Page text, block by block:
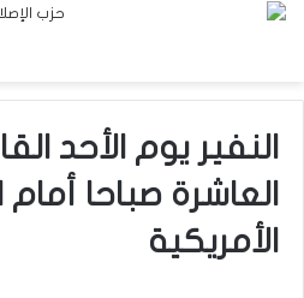
النفير يوم الأحد
العاشرة صباحا أمام
الأمريكية